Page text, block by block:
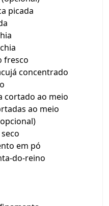
picada
fresco
concentrado
cortado ao meio
ao meio
em pó
do-reino